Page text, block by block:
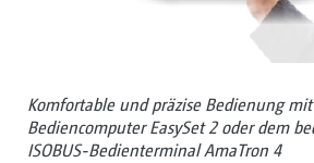
Komfortable und präzise Bedienung
Bediencomputer EasySet 2 oder dem
ISOBUS-Bedienterminal AmaTron 4